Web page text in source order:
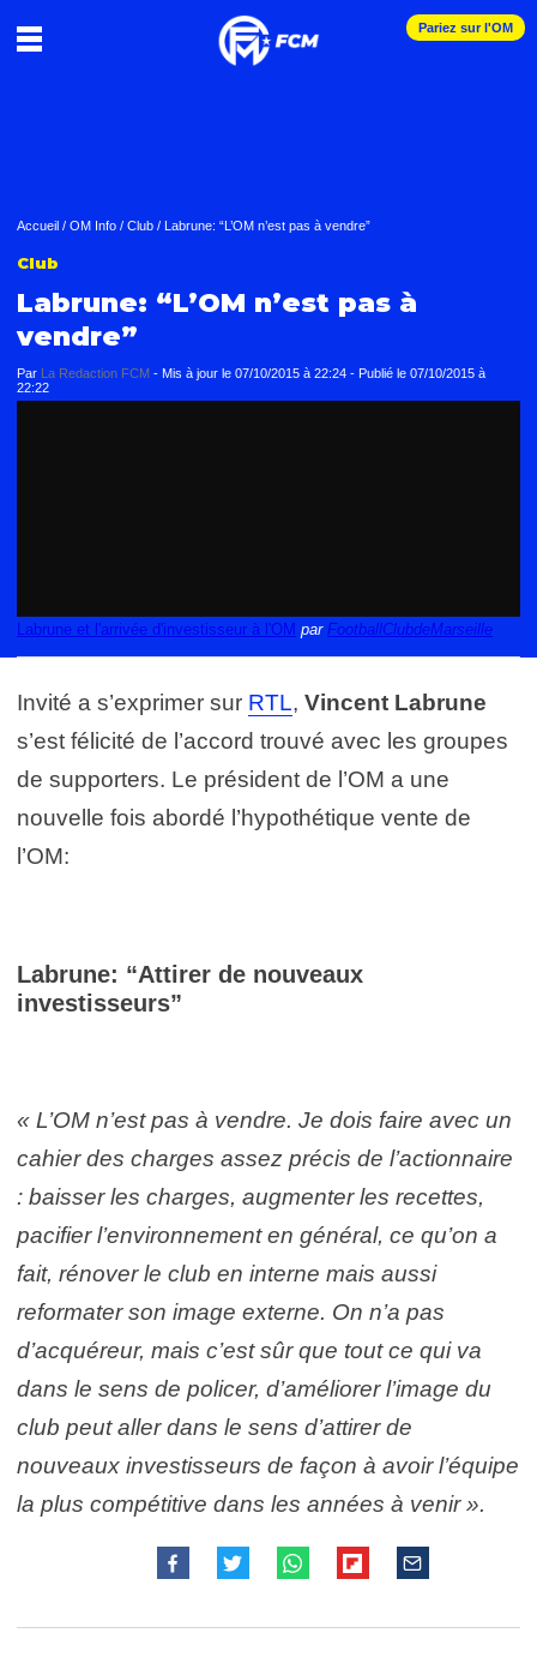
Pariez sur l'OM
Accueil / OM Info / Club / Labrune: “L’OM n’est pas à vendre”
Club
Labrune: “L’OM n’est pas à
vendre”
Par La Redaction FCM - Mis à jour le 07/10/2015 à 22:24 - Publié le 07/10/2015 à
22:22
Labrune et l'arrivée d'investisseur à l'OM par FootballClubdeMarseille
Invité a s’exprimer sur RTL, Vincent Labrune
s’est félicité de l’accord trouvé avec les groupes
de supporters. Le président de l’OM a une
nouvelle fois abordé l’hypothétique vente de
l’OM:
Labrune: “Attirer de nouveaux
investisseurs”
« L’OM n’est pas à vendre. Je dois faire avec un
cahier des charges assez précis de l’actionnaire
: baisser les charges, augmenter les recettes,
pacifier l’environnement en général, ce qu’on a
fait, rénover le club en interne mais aussi
reformater son image externe. On n’a pas
d’acquéreur, mais c’est sûr que tout ce qui va
dans le sens de policer, d’améliorer l’image du
club peut aller dans le sens d’attirer de
nouveaux investisseurs de façon à avoir l’équipe
la plus compétitive dans les années à venir ».